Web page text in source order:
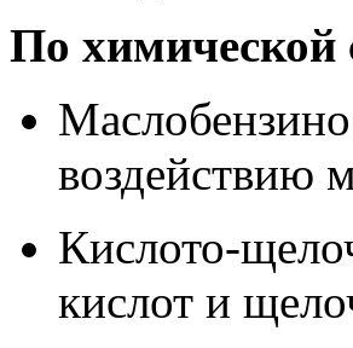
По химической
воздействию
Кислото-
кислот и